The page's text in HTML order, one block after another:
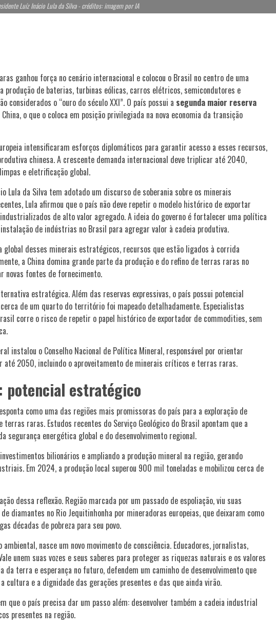
Luíz Inácio Lula da Silva - créditos: imagem por IA
ganhou força no cenário internacional e colocou o Brasil no centro de uma
produção de baterias, turbinas eólicas, carros elétricos, semicondutores e
considerados o “ouro do século XXI”. O país possui a segunda maior reserva
o que o coloca em posição privilegiada na nova economia da transição
intensificaram esforços diplomáticos para garantir acesso a esses recursos,
chinesa. A crescente demanda internacional deve triplicar até 2040,
e eletrificação global.
Lula da Silva tem adotado um discurso de soberania sobre os minerais
Lula afirmou que o país não deve repetir o modelo histórico de exportar
de alto valor agregado. A ideia do governo é fortalecer uma política
de indústrias no Brasil para agregar valor à cadeia produtiva.
desses minerais estratégicos, recursos que estão ligados à corrida
a China domina grande parte da produção e do refino de terras raras no
novas fontes de fornecimento.
estratégica. Além das reservas expressivas, o país possui potencial
de um quarto do território foi mapeado detalhadamente. Especialistas
corre o risco de repetir o papel histórico de exportador de commodities, sem
instalou o Conselho Nacional de Política Mineral, responsável por orientar
2050, incluindo o aproveitamento de minerais críticos e terras raras.
potencial estratégico
como uma das regiões mais promissoras do país para a exploração de
raras. Estudos recentes do Serviço Geológico do Brasil apontam que a
segurança energética global e do desenvolvimento regional.
bilionários e ampliando a produção mineral na região, gerando
Em 2024, a produção local superou 900 mil toneladas e mobilizou cerca de
dessa reflexão. Região marcada por um passado de espoliação, viu suas
diamantes no Rio Jequitinhonha por mineradoras europeias, que deixaram como
décadas de pobreza para seu povo.
nasce um novo movimento de consciência. Educadores, jornalistas,
unem suas vozes e seus saberes para proteger as riquezas naturais e os valores
terra e esperança no futuro, defendem um caminho de desenvolvimento que
cultura e a dignidade das gerações presentes e das que ainda virão.
que o país precisa dar um passo além: desenvolver também a cadeia industrial
presentes na região.